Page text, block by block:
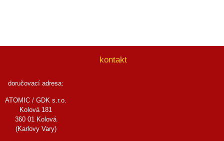
kontakt
doručovací adresa:
ATOMIC / GDK s.r.o.
Kolová 181
360 01 Kolová
(Karlovy Vary)